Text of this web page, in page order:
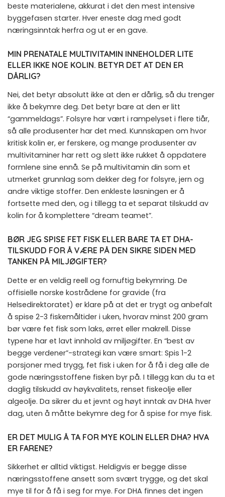
beste materialene, akkurat i det den mest intensive
byggefasen starter. Hver eneste dag med godt
næringsinntak herfra og ut er en gave.
MIN PRENATALE MULTIVITAMIN INNEHOLDER LITE
ELLER IKKE NOE KOLIN. BETYR DET AT DEN ER
DÅRLIG?
Nei, det betyr absolutt ikke at den er dårlig, så du trenger
ikke å bekymre deg. Det betyr bare at den er litt
“gammeldags”. Folsyre har vært i rampelyset i flere tiår,
så alle produsenter har det med. Kunnskapen om hvor
kritisk kolin er, er ferskere, og mange produsenter av
multivitaminer har rett og slett ikke rukket å oppdatere
formlene sine ennå. Se på multivitamin din som et
utmerket grunnlag som dekker deg for folsyre, jern og
andre viktige stoffer. Den enkleste løsningen er å
fortsette med den, og i tillegg ta et separat tilskudd av
kolin for å komplettere “dream teamet”.
BØR JEG SPISE FET FISK ELLER BARE TA ET DHA-
TILSKUDD FOR Å VÆRE PÅ DEN SIKRE SIDEN MED
TANKEN PÅ MILJØGIFTER?
Dette er en veldig reell og fornuftig bekymring. De
offisielle norske kostrådene for gravide (fra
Helsedirektoratet) er klare på at det er trygt og anbefalt
å spise 2-3 fiskemåltider i uken, hvorav minst 200 gram
bør være fet fisk som laks, ørret eller makrell. Disse
typene har et lavt innhold av miljøgifter. En “best av
begge verdener”-strategi kan være smart: Spis 1-2
porsjoner med trygg, fet fisk i uken for å få i deg alle de
gode næringsstoffene fisken byr på. I tillegg kan du ta et
daglig tilskudd av høykvalitets, renset fiskeolje eller
algeolje. Da sikrer du et jevnt og høyt inntak av DHA hver
dag, uten å måtte bekymre deg for å spise for mye fisk.
ER DET MULIG Å TA FOR MYE KOLIN ELLER DHA? HVA
ER FARENE?
Sikkerhet er alltid viktigst. Heldigvis er begge disse
næringsstoffene ansett som svært trygge, og det skal
mye til for å få i seg for mye. For DHA finnes det ingen